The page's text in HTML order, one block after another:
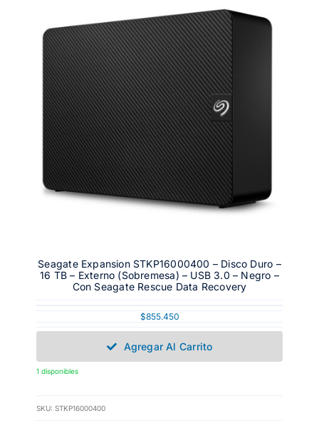
Seagate Expansion STKP16000400 – Disco Duro –
16 TB – Externo (sobremesa) – USB 3.0 – Negro –
Con Seagate Rescue Data Recovery
$855.450
Agregar Al Carrito
1 disponibles
SKU: STKP16000400